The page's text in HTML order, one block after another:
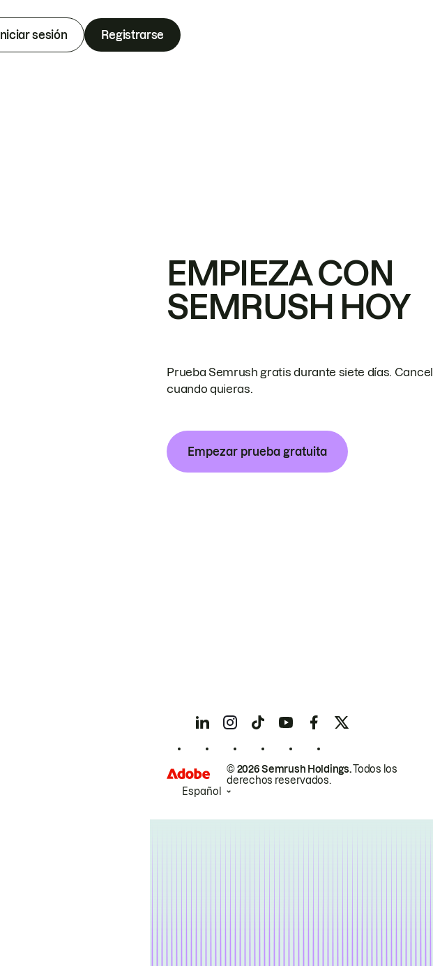
Iniciar sesión Registrarse
EMPIEZA CON
SEMRUSH HOY
Prueba Semrush gratis durante siete días.
cuando quieras.
Empezar prueba gratuita
© 2026 Semrush Holdings.Todos los
derechos reservados.
Español